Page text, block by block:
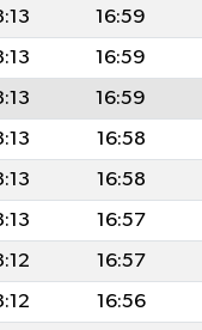
16:59
16:59
16:59
16:58
16:58
16:57
16:57
16:56